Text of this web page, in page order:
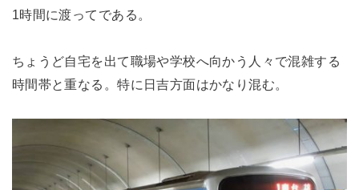
1時間に渡ってである。
ちょうど自宅を出て職場や学校へ向かう人々で混雑する
時間帯と重なる。特に日吉方面はかなり混む。